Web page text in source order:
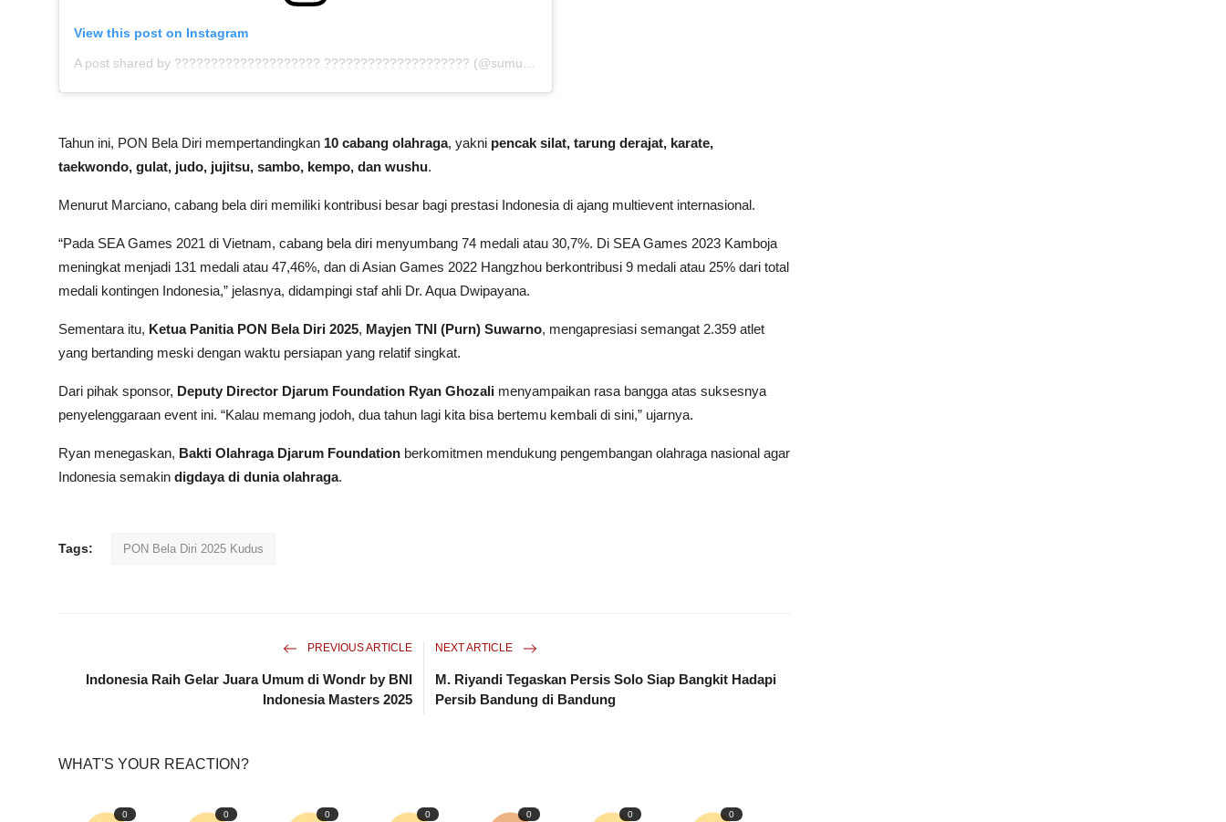
View this post on Instagram
Tahun ini, PON Bela Diri mempertandingkan 10 cabang olahraga, yakni pencak silat, tarung derajat, karate,
taekwondo, gulat, judo, jujitsu, sambo, kempo, dan wushu.
Menurut Marciano, cabang bela diri memiliki kontribusi besar bagi prestasi Indonesia di ajang multievent internasional.
“Pada SEA Games 2021 di Vietnam, cabang bela diri menyumbang 74 medali atau 30,7%. Di SEA Games 2023 Kamboja
meningkat menjadi 131 medali atau 47,46%, dan di Asian Games 2022 Hangzhou berkontribusi 9 medali atau 25% dari total
medali kontingen Indonesia,” jelasnya, didampingi staf ahli Dr. Aqua Dwipayana.
Sementara itu, Ketua Panitia PON Bela Diri 2025, Mayjen TNI (Purn) Suwarno, mengapresiasi semangat 2.359 atlet
yang bertanding meski dengan waktu persiapan yang relatif singkat.
Dari pihak sponsor, Deputy Director Djarum Foundation Ryan Ghozali menyampaikan rasa bangga atas suksesnya
penyelenggaraan event ini. “Kalau memang jodoh, dua tahun lagi kita bisa bertemu kembali di sini,” ujarnya.
Ryan menegaskan, Bakti Olahraga Djarum Foundation berkomitmen mendukung pengembangan olahraga nasional agar
Indonesia semakin digdaya di dunia olahraga.
Tags: PON Bela Diri 2025 Kudus
PREVIOUS ARTICLE
Indonesia Raih Gelar Juara Umum di Wondr by BNI
Indonesia Masters 2025
NEXT ARTICLE
M. Riyandi Tegaskan Persis Solo Siap Bangkit Hadapi
Persib Bandung di Bandung
WHAT'S YOUR REACTION?
0 0 0 0 0 0 0